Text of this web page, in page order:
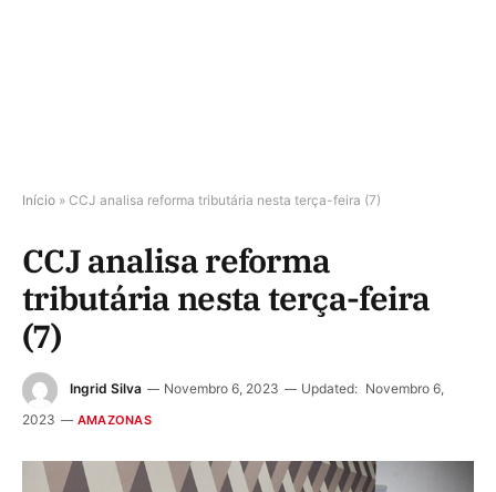
Início » CCJ analisa reforma tributária nesta terça-feira (7)
CCJ analisa reforma
tributária nesta terça-feira
(7)
Ingrid Silva Novembro 6, 2023 Updated: Novembro 6,
2023
AMAZONAS